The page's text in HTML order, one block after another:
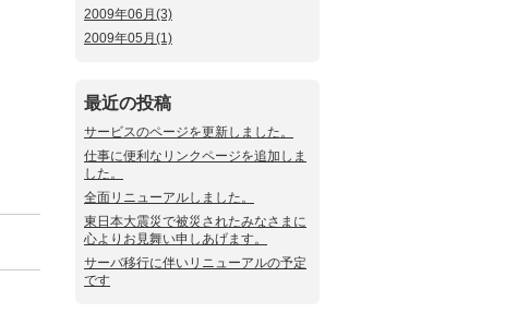
2009年06月(3)
2009年05月(1)
最近の投稿
サービスのページを更新しました。
仕事に便利なリンクページを追加しま
した。
全面リニューアルしました。
東日本大震災で被災されたみなさまに
心よりお見舞い申しあげます。
サーバ移行に伴いリニューアルの予定
です